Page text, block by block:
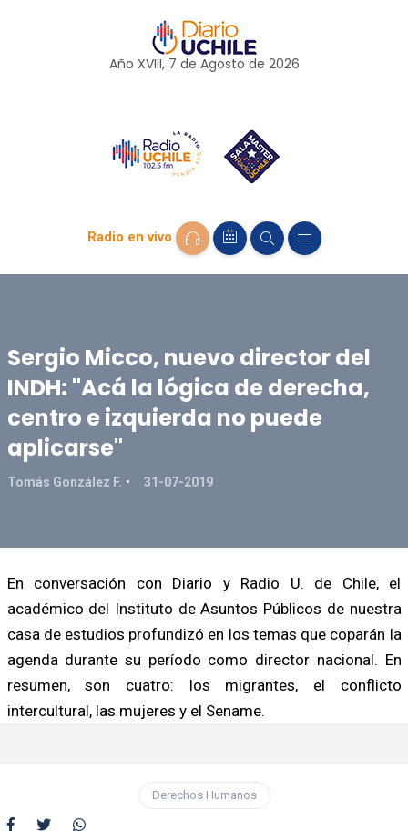
Año XVIII, 7 de Agosto de 2026
Radio en vivo
Sergio Micco, nuevo director del
INDH: "Acá la lógica de derecha,
centro e izquierda no puede
aplicarse"
Tomás González F. 31-07-2019
En conversación con Diario y Radio U. de Chile, el
académico del Instituto de Asuntos Públicos de nuestra
casa de estudios profundizó en los temas que coparán la
agenda durante su período como director nacional. En
resumen, son cuatro: los migrantes, el conflicto
intercultural, las mujeres y el Sename.
Derechos Humanos